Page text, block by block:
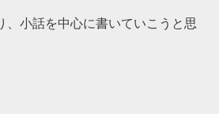
、小話を中心に書いていこうと思